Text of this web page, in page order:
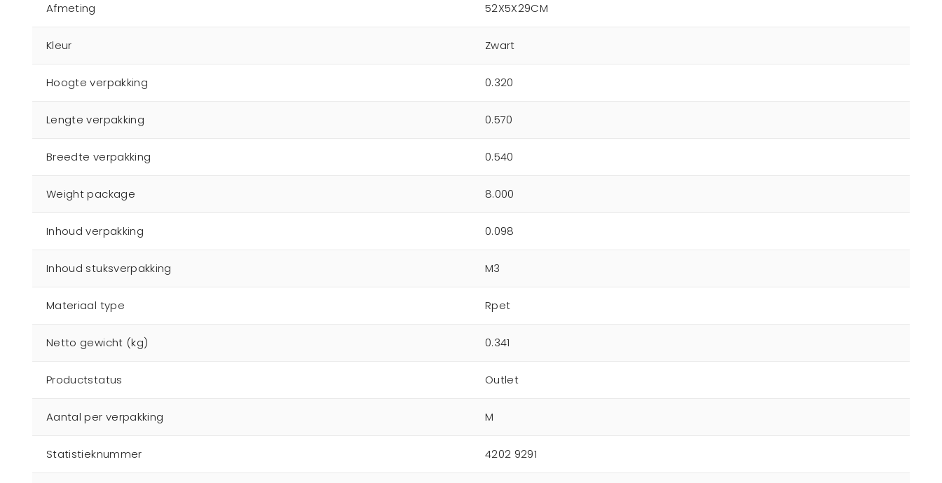
Afmeting 52X5X29CM
Kleur Zwart
Hoogte verpakking 0.320
Lengte verpakking 0.570
Breedte verpakking 0.540
Weight package 8.000
Inhoud verpakking 0.098
Inhoud stuksverpakking M3
Materiaal type Rpet
Netto gewicht (kg) 0.341
Productstatus Outlet
Aantal per verpakking M
Statistieknummer 4202 9291